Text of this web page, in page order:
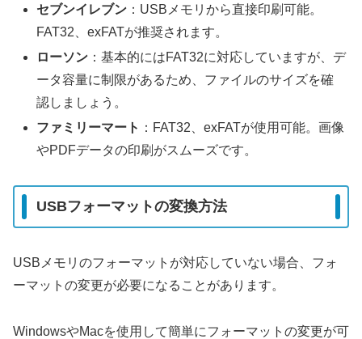
セブンイレブン ：USBメモリから直接印刷可能。
FAT32、exFATが推奨されます。
ローソン ：基本的にはFAT32に対応していますが、デ
ータ容量に制限があるため、ファイルのサイズを確
認しましょう。
ファミリーマート ：FAT32、exFATが使用可能。画像
やPDFデータの印刷がスムーズです。
USBフォーマットの変換方法
USBメモリのフォーマットが対応していない場合、フォ
ーマットの変更が必要になることがあります。
WindowsやMacを使用して簡単にフォーマットの変更が可